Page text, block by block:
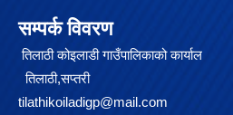
सम्पर्क विवरण
तिलाठी कोइलाडी गाउँपालिकाको कार्याल
तिलाठी,सप्तरी
tilathikoiladigp@mail.com